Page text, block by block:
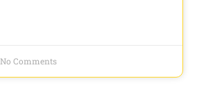
No Comments